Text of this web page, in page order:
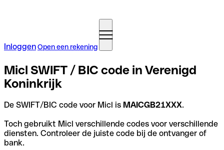
InloggenOpen een rekening
Micl SWIFT / BIC code in Verenigd
Koninkrijk
De SWIFT/BIC code voor Micl is MAICGB21XXX.
Toch gebruikt Micl verschillende codes voor verschillende
diensten. Controleer de juiste code bij de ontvanger of
bank.